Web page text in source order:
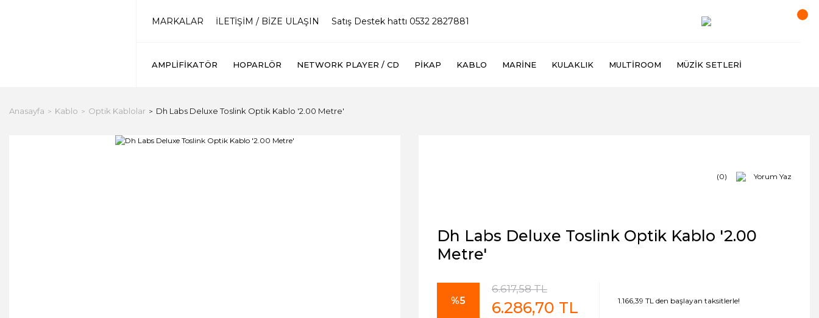
MARKALAR İLETİŞİM / BİZE ULAŞIN Satış Destek hattı 0532 2827881
AMPLIFIKATÖR HOPARLÖR NETWORK PLAYER / CD PIKAP KABLO MARINE KULAKLIK MULTIROOM MÜZIK SETLERI
Anasayfa Kablo Optik Kablolar Dh Labs Deluxe Toslink Optik Kablo '2.00 Metre'
(0) Yorum Yaz
Dh Labs Deluxe Toslink Optik Kablo '2.00
Metre'
%5
6.617,58 TL
6.286,70 TL 1.166,39 TL den başlayan taksitlerle!